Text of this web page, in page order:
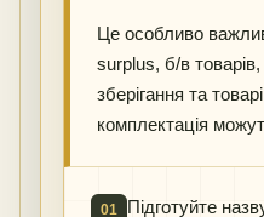
Це особливо
surplus, б/в товарів,
зберігання та
комплектація
01
Підготуйте